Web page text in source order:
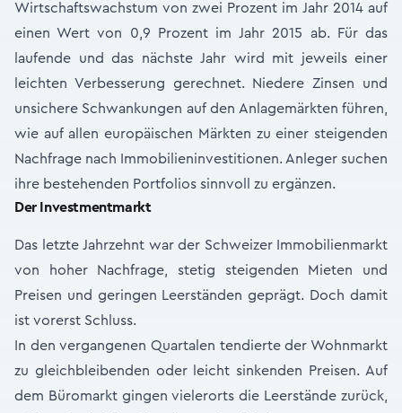
Wirtschaftswachstum von zwei Prozent im Jahr 2014 auf
einen Wert von 0,9 Prozent im Jahr 2015 ab. Für das
laufende und das nächste Jahr wird mit jeweils einer
leichten Verbesserung gerechnet. Niedere Zinsen und
unsichere Schwankungen auf den Anlagemärkten führen,
wie auf allen europäischen Märkten zu einer steigenden
Nachfrage nach Immobilieninvestitionen. Anleger suchen
ihre bestehenden Portfolios sinnvoll zu ergänzen.
Der Investmentmarkt
Das letzte Jahrzehnt war der Schweizer Immobilienmarkt
von hoher Nachfrage, stetig steigenden Mieten und
Preisen und geringen Leerständen geprägt. Doch damit
ist vorerst Schluss.
In den vergangenen Quartalen tendierte der Wohnmarkt
zu gleichbleibenden oder leicht sinkenden Preisen. Auf
dem Büromarkt gingen vielerorts die Leerstände zurück,